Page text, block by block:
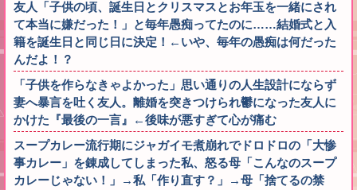
友人「子供の頃、誕生日とクリスマスとお年玉を一緒にされ
て本当に嫌だった！」と毎年愚痴ってたのに……結婚式と入
籍を誕生日と同じ日に決定！←いや、毎年の愚痴は何だった
んだよ！？
「子供を作らなきゃよかった」思い通りの人生設計にならず
妻へ暴言を吐く友人。離婚を突きつけられ鬱になった友人に
かけた『最後の一言』←後味が悪すぎて心が痛む
スープカレー流行期にジャガイモ煮崩れでドロドロの「大惨
事カレー」を錬成してしまった私、怒る母「こんなのスープ
カレーじゃない！」→私「作り直す？」→母「捨てるの禁